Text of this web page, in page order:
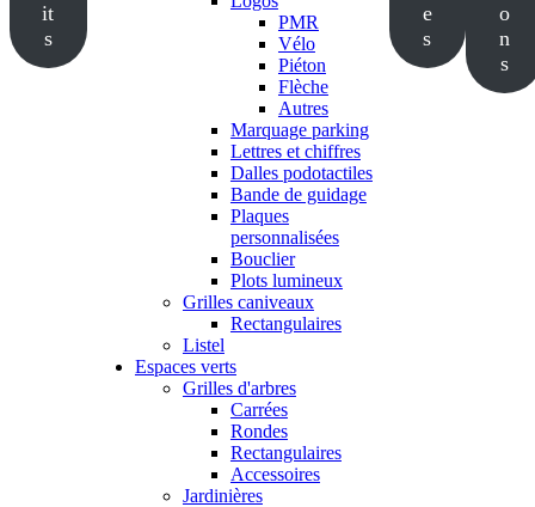
it
s
PMR
Vélo
Piéton
Flèche
Autres
Marquage parking
Lettres et chiffres
Dalles podotactiles
Bande de guidage
Plaques
personnalisées
Bouclier
Plots lumineux
Grilles caniveaux
Rectangulaires
Listel
Espaces verts
Grilles d'arbres
Carrées
Rondes
Rectangulaires
Accessoires
Jardinières
e
s
o
n
s